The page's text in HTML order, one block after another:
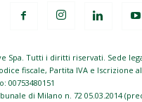
Spa. Tutti i diritti riservati. Sede
fiscale, Partita IVA e Iscrizione
00753480151
di Milano n. 72 05.03.2014